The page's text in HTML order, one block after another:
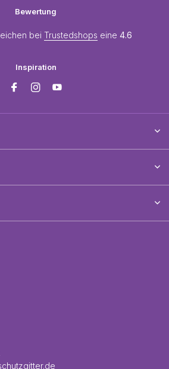
Bewertung
bei Trustedshops eine 4.6
Inspiration